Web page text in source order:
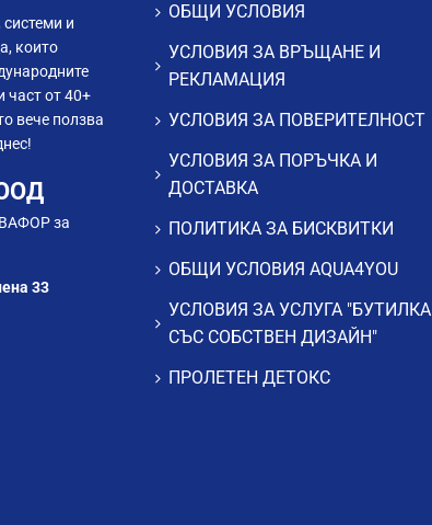
и
които
част от 40+
вече ползва
за
33
ОБЩИ УСЛОВИЯ
УСЛОВИЯ ЗА ВРЪЩАНЕ И
РЕКЛАМАЦИЯ
УСЛОВИЯ ЗА ПОВЕРИТЕЛНОСТ
УСЛОВИЯ ЗА ПОРЪЧКА И
ДОСТАВКА
ПОЛИТИКА ЗА БИСКВИТКИ
ОБЩИ УСЛОВИЯ AQUA4YOU
УСЛОВИЯ ЗА УСЛУГА "БУТИЛКА
СЪС СОБСТВЕН ДИЗАЙН"
ПРОЛЕТЕН ДЕТОКС